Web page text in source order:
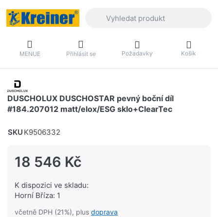
MENUE Přihlásit se Požadavky Košík
DUSCHOLUX DUSCHOSTAR pevný boční díl
#184.207012 matt/elox/ESG sklo+ClearTec
SKU K9506332
18 546 Kč
K dispozici ve skladu:
Horní Bříza: 1
včetně DPH (21%), plus doprava